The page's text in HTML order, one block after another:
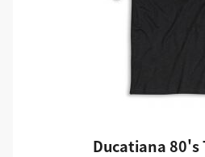
Ducatiana 80's